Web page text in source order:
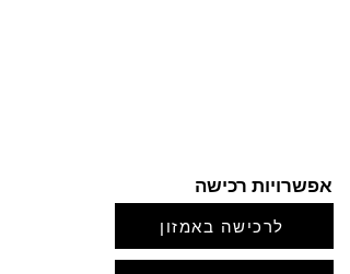
אפשרויות רכישה
לרכישה באמזון